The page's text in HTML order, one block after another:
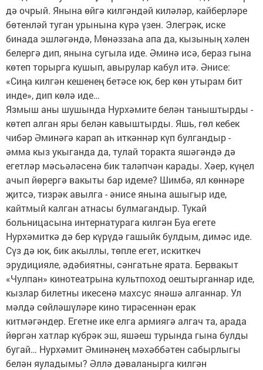
дә очрый. Янына өйгә килгәндәй киләләр, кайберләре
бөтенләй туган урынына күрә үзен. Элегрәк, иске
бинада эшләгәндә, Мөнәззаһа апа да, кызының хәлен
белергә дип, янына сугыла иде. Әминә исә, бераз гына
көтеп торырга кушып, авырулар кабул итә. Әнисе:
«Сиңа килгән кешенең бетәсе юк, бер көн утырам бит
инде», дип көлә иде…
Язмыш аны шушында Нурхәмите белән таныштырды -
көтеп алган яры белән кавыштырды. Яшь, гөл кебек
чибәр Әминәгә карап аһ иткәннәр күп булгандыр -
әмма кыз укыганда да, тулай торакта яшәгәндә дә
егетләр мәсьәләсенә бик таләпчән карады. Хәер, күңел
ачып йөрергә вакыты бар идеме? Шимбә, ял көннәре
җитсә, тизрәк авылга - әнисе янына ашыгыр иде,
кайтмый калган атнасы булмагандыр. Тукай
больницасына интернатурага килгән Буа егете
Нурхәмиткә дә бер күрүдә гашыйк булдым, димәс иде.
Сүз дә юк, бик акыллы, төпле егет, искиткеч
эрудицияле, әдәбиятны, сәнгатьне ярата. Бервакыт
«Чулпан» кинотеатрына культпоход оештырганнар иде,
кызлар билетны икесенә махсус янәшә алганнар. Ул
мәлдә сөйләшүләре кино тирәсеннән ерак
китмәгәндер. Егетне ике елга армиягә алгач та, арада
йөргән хатлар күбрәк эш, яшәеш турында гына булды
бугай… Нурхәмит Әминәнең мәхәббәтен сабырлыгы
белән яуладымы? Әллә дәваланырга килгән